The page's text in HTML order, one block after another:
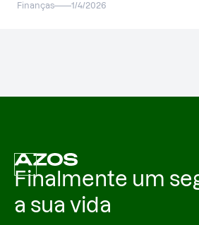
Finanças 1/4/2026
Finalmente um
a sua vida